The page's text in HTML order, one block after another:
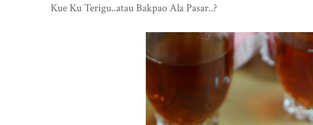
Kue Ku Terigu..atau Bakpao Ala Pasar..?